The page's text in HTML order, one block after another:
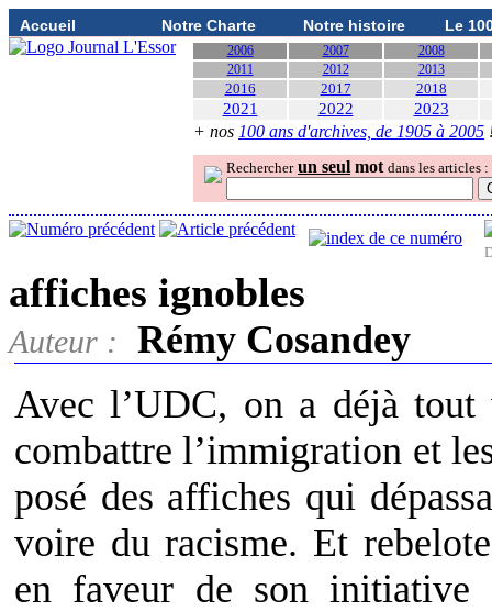
Accueil Notre Charte Notre histoire Le
2006 2007
2008
2011
2012 2013
2016 2017 2018
2021 2022 2023
+ nos 100 ans d'archives, de 1905 à 2005
Rechercher un seul mot dans les articles :
affiches ignobles
Auteur :
Rémy Cosandey
Avec l’UDC, on a déjà tout
combattre l’immigration et
posé des affiches qui
voire du racisme. Et
en faveur de son initiative